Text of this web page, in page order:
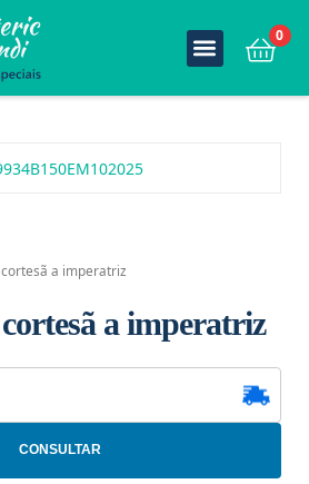
0
a imperatriz
a imperatriz
CONSULTAR